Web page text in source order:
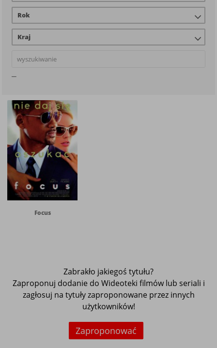
Rok
Kraj
Focus
Zabrakło jakiegoś tytułu?
Zaproponuj dodanie do Wideoteki filmów lub seriali i
zagłosuj na tytuły zaproponowane przez innych
użytkowników!
Zaproponować